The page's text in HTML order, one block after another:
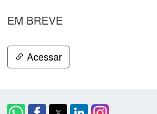
EM BREVE
Acessar